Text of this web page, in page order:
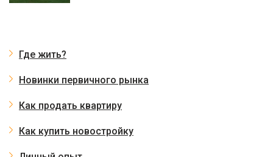
Где жить?
Новинки первичного рынка
Как продать квартиру
Как купить новостройку